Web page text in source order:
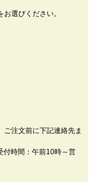
選びください。
注文前に下記連絡先ま
付時間：午前10時～営